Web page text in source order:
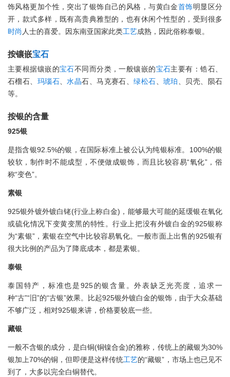
饰风格更加个性，突出了银饰自己的风格，与黄白金首饰明显区分
开，款式多样，既有高贵典雅型的，也有休闲个性型的，受到很多
时尚 人士的喜爱。因东南亚国家此类工艺成熟，因此俗称泰银。
按镶嵌宝石
主要根据镶嵌的宝石不同而分类，一般镶嵌的宝石主要有：锆石、
石榴石、 玛瑙石 、水晶石、马克赛石、绿松石 、琥珀
、贝壳、陨石
等。
按银的含量
925银
是指含银92.5%的银，在国际标准上被公认为纯银标准。100%的银
较软，制作时不能成型，不便做成银饰，而且比较容易“氧化”，俗
称“变色”。
素银
925银外镀外镀白铑(行业上称白金)，能够最大可能的延缓银在氧化
或硫化情况下变黄变黑的特性。行业上把没有外镀白金的925银称
为“素银”，素银在空气中比较容易氧化。一般市面上出售的925银有
很大比例的产品为了降底成本，都是素银。
泰银
泰国特产，标准也是925的银含量。外表缺乏光亮度，追求一
种“古”“旧”的“古银”效果。比起925银外镀白金的银饰，由于大众基础
不够广泛，相对925银来讲，价格要较底一些。
藏银
一般不含银的成分，是白铜(铜镍合金)的雅称，传统上的藏银为30%
银加上70%的铜，但即便是这样传统工艺的“藏银”，市场上也已见不
到了，大多以完全白铜替代。